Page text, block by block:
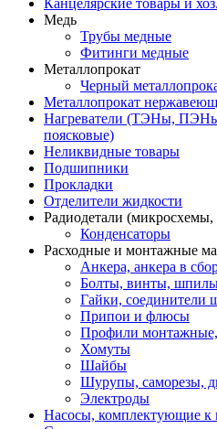
Канцелярские товары и
Медь
Трубы медные
Фитинги медные
Металлопрокат
Черный
Металлопрокат
Нагреватели (ТЭНы,
поясковые)
Неликвидные товары
Подшипники
Прокладки
Отделители жидкости
Радиодетали (микросхемы,
Конденсаторы
Расходные и монтажные
Анкера, анкера в
Болты, винты,
Гайки, соединители
Припои и флюсы
Профили
Хомуты
Шайбы
Шурупы, саморезы,
Электроды
Насосы, комплектующие к